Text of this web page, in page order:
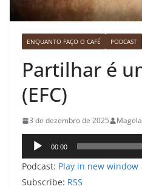
ENQUANTO FAÇO O CAFÉ PODCAST
Partilhar é
(EFC)
3 de dezembro de 2025 Magela
Tocador
de
áudio
00:00
Podcast: Play in new window
Subscribe: RSS